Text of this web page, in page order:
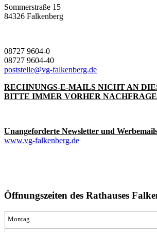
Sommerstraße 15
84326 Falkenberg
08727 9604-0
08727 9604-40
poststelle@vg-falkenberg.de
RECHNUNGS-E-MAILS NICHT AN
BITTE IMMER VORHER
Unangeforderte Newsletter und
www.vg-falkenberg.de
Öffnungszeiten des Rathauses
Montag